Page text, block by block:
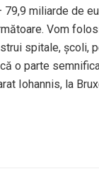
miliarde de
Vom
spitale, şcoli,
o parte
Iohannis, la